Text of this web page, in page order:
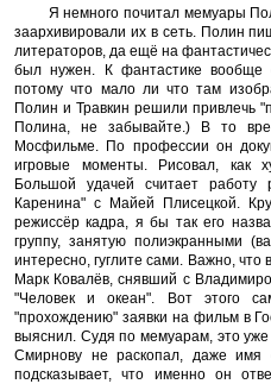
Я немного почитал мемуары
заархивировали их в сеть. Полин
литераторов, да ещё на
был нужен. К фантастике вообще
потому что мало ли что там
Полин и Травкин решили привлечь
Полина, не забывайте.) В то
Мосфильме. По профессии он
игровые моменты. Рисовал, как
Большой удачей считает работу
Каренина" с Майей Плисецкой.
режиссёр кадра, я бы так его
группу, занятую полиэкранными
интересно, гуглите сами. Важно, что
Марк Ковалёв, снявший с
"Человек и океан". Вот этого
"прохождению" заявки на фильм в
выяснил. Судя по мемуарам, это
Смирнову не раскопал, даже
подсказывает, что именно он